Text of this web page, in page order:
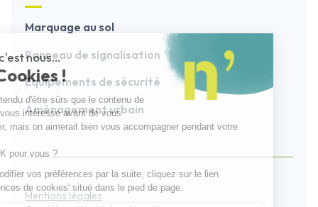
Marquage au sol
Panneau de signalisation
Equipements de sécurité
Aménagement urbain
Mentions légales